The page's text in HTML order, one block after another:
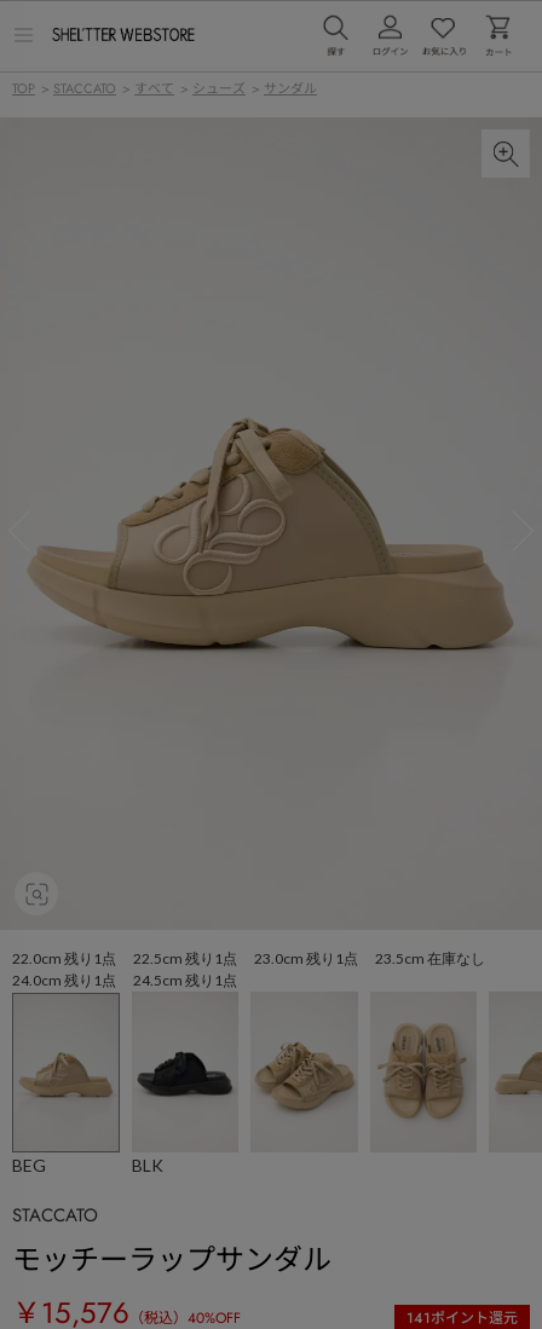
ー
TOP > STACCATO > すべて > シューズ > サンダル
22.0cm 残り1点 22.5cm 残り1点 23.0cm 残り1点 23.5cm 在庫なし
24.0cm 残り1点 24.5cm 残り1点
BEG BLK
STACCATO
モッチーラップサンダル
￥15,576 （税込） 40%OFF 141ポイント還元